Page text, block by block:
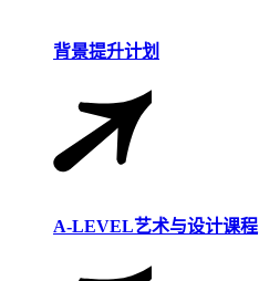
背景提升计划
A-LEVEL艺术与设计课程